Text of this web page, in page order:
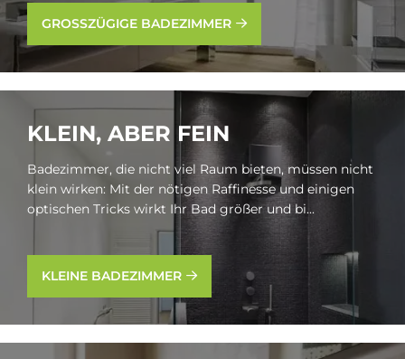
GROSSZÜGIGE BADEZIMMER
KLEIN, ABER FEIN
Badezimmer, die nicht viel Raum bieten, müssen nicht
klein wirken: Mit der nötigen Raffinesse und einigen
optischen Tricks wirkt Ihr Bad größer und bi...
KLEINE BADEZIMMER